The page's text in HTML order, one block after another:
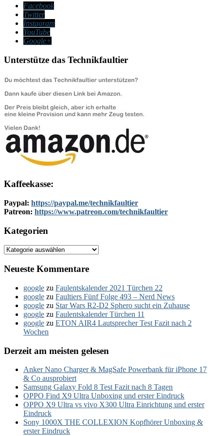
Facebook
Twitter
Instagram
YouTube
Google+
Unterstütze das Technikfaultier
Kaffeekasse:
Paypal: https://paypal.me/technikfaultier
Patreon: https://www.patreon.com/technikfaultier
Kategorien
Kategorien
Neueste Kommentare
google zu Faulentskalender 2021 Türchen 22
google zu Faultiers Fünf Folge 493 – Nerd News
google zu Star Wars R2-D2 Sphero sucht ein Zuhause
google zu Faulentskalender Türchen 11
google zu ETON AIR4 Lautsprecher Test Fazit nach 2
Wochen
Derzeit am meisten gelesen
Anker Nano Charger & MagSafe Powerbank für iPhone 17
& Co ausprobiert
Samsung Galaxy Fold 8 Test Fazit nach 8 Tagen
OPPO Find X9 Ultra Unboxing und erster Eindruck
OPPO X9 Ultra vs vivo X300 Ultra Einrichtung und erster
Eindruck
Sony 1000X THE COLLEXION Kopfhörer Unboxing &
erster Eindruck